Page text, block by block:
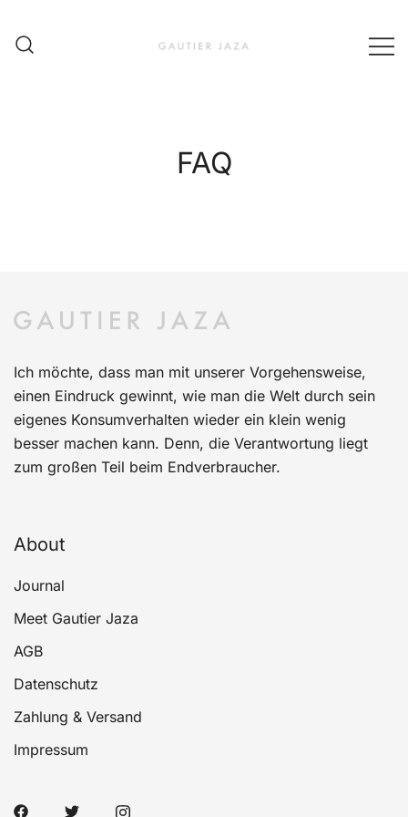
content
FAQ
Ich möchte, dass man mit unserer Vorgehensweise,
einen Eindruck gewinnt, wie man die Welt durch sein
eigenes Konsumverhalten wieder ein klein wenig
besser machen kann. Denn, die Verantwortung liegt
zum großen Teil beim Endverbraucher.
About
Journal
Meet Gautier Jaza
AGB
Datenschutz
Zahlung & Versand
Impressum